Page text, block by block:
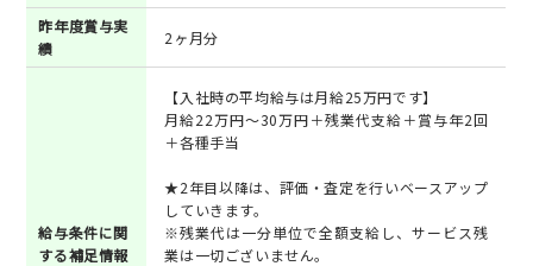
昨年度賞与実
績
2ヶ月分
給与条件に関
する補足情報
【入社時の平均給与は月給25万円です】
月給22万円～30万円＋残業代支給＋賞与年2回
＋各種手当
★2年目以降は、評価・査定を行いベースアップ
していきます。
※残業代は一分単位で全額支給し、サービス残
業は一切ございません。